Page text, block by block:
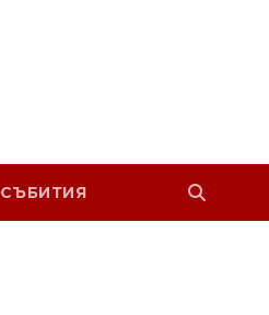
СЪБИТИЯ